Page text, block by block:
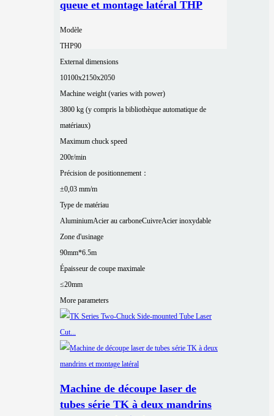
queue et montage latéral THP
Modèle
THP90
External dimensions
10100x2150x2050
Machine weight (varies with power)
3800 kg (y compris la bibliothèque automatique de
matériaux)
Maximum chuck speed
200r/min
Précision de positionnement：
±0,03 mm/m
Type de matériau
AluminiumAcier au carboneCuivreAcier inoxydable
Zone d'usinage
90mm*6.5m
Épaisseur de coupe maximale
≤20mm
More parameters
Machine de découpe laser de
tubes série TK à deux mandrins